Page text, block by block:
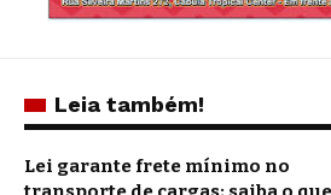
Leia também!
Lei garante frete mínimo no